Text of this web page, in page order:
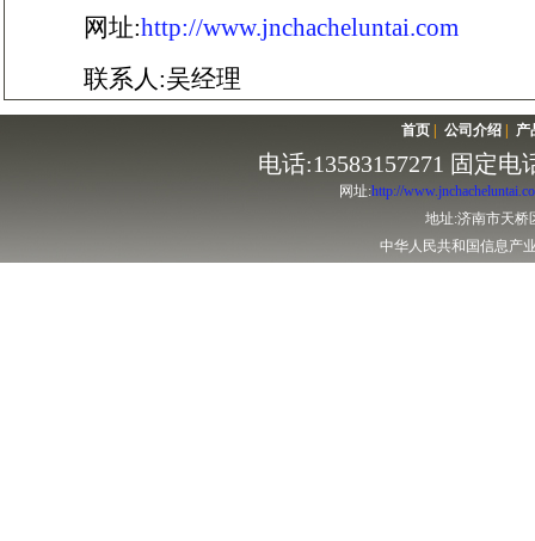
网址:http://www.jnchacheluntai.com
联系人:吴经理
首页 |公司介绍 产
电话:13583157271 固定
网址:http://
地址:济南市天桥
中华人民共和国信息产